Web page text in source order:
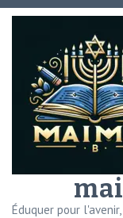
Aller
(Pressez
Entrée)
Éduquer pour